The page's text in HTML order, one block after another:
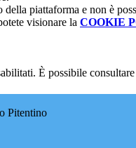
piattaforma e non è
visionare la COOKIE
È possibile
Pitentino